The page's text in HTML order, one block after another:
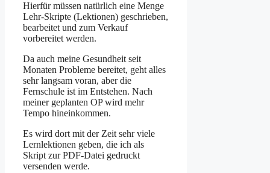
Hierfür müssen natürlich eine Menge
Lehr-Skripte (Lektionen) geschrieben,
bearbeitet und zum Verkauf
vorbereitet werden.
Da auch meine Gesundheit seit
Monaten Probleme bereitet, geht alles
sehr langsam voran, aber die
Fernschule ist im Entstehen. Nach
meiner geplanten OP wird mehr
Tempo hineinkommen.
Es wird dort mit der Zeit sehr viele
Lernlektionen geben, die ich als
Skript zur PDF-Datei gedruckt
versenden werde.